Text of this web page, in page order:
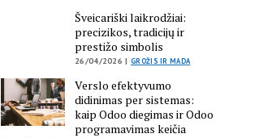
Šveicariški laikrodžiai:
precizikos, tradicijų ir
prestižo simbolis
26/04/2026 | GROŽIS IR MADA
Verslo efektyvumo
didinimas per sistemas:
kaip Odoo diegimas ir Odoo
programavimas keičia